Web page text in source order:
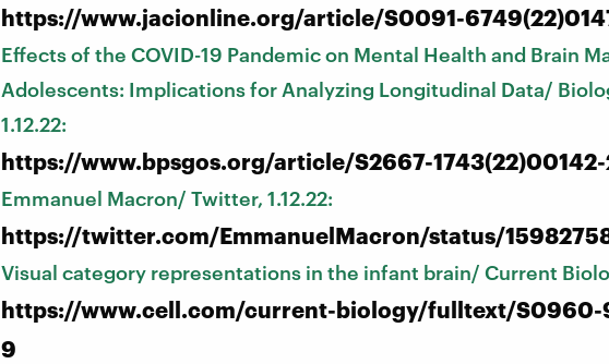
https://www.jacionline.org/article/S0091-
Effects of the COVID-19 Pandemic on Mental Health and Brain
Adolescents: Implications for Analyzing Longitudinal Data/
1.12.22:
https://www.bpsgos.org/article/S2667-
Emmanuel Macron/ Twitter, 1.12.22:
https://twitter.com/EmmanuelMacron/status/
Visual category representations in the infant brain/ Current
https://www.cell.com/current-biology/fulltext/S0960-
9